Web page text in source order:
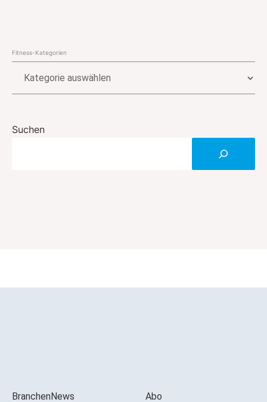
Fitness-Kategorien
Kategorien
Suchen
BranchenNews Abo